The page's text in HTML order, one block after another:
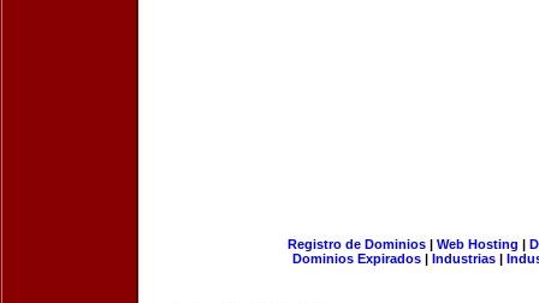
Registro de Dominios| Web Hosting |
Dominios Expirados | Industrias |